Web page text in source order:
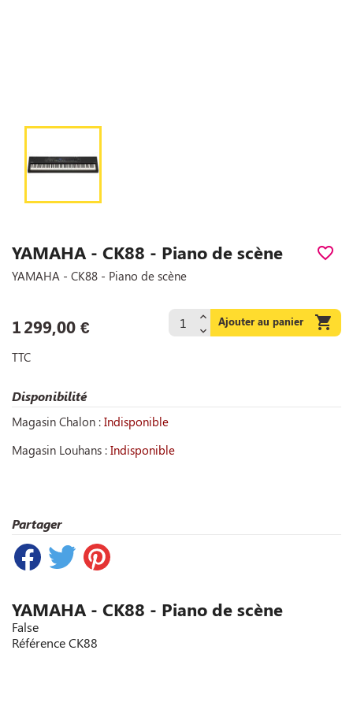
YAMAHA - CK88 - Piano de scène favorite_border
YAMAHA - CK88 - Piano de scène
1 299,00 € Ajouter au panier 
TTC
Disponibilité
Magasin Chalon : Indisponible
Magasin Louhans : Indisponible
Partager
YAMAHA - CK88 - Piano de scène
False
RéférenceCK88